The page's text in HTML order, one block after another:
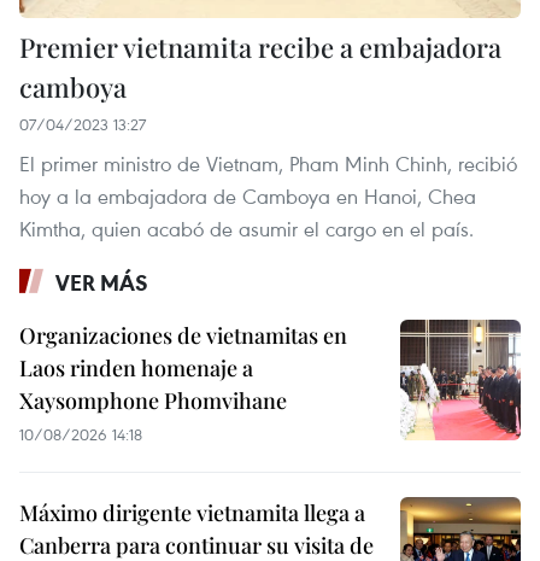
Premier vietnamita recibe a embajadora
camboya
07/04/2023 13:27
El primer ministro de Vietnam, Pham Minh Chinh, recibió
hoy a la embajadora de Camboya en Hanoi, Chea
Kimtha, quien acabó de asumir el cargo en el país.
VER MÁS
Organizaciones de vietnamitas en
Laos rinden homenaje a
Xaysomphone Phomvihane
10/08/2026 14:18
Máximo dirigente vietnamita llega a
Canberra para continuar su visita de